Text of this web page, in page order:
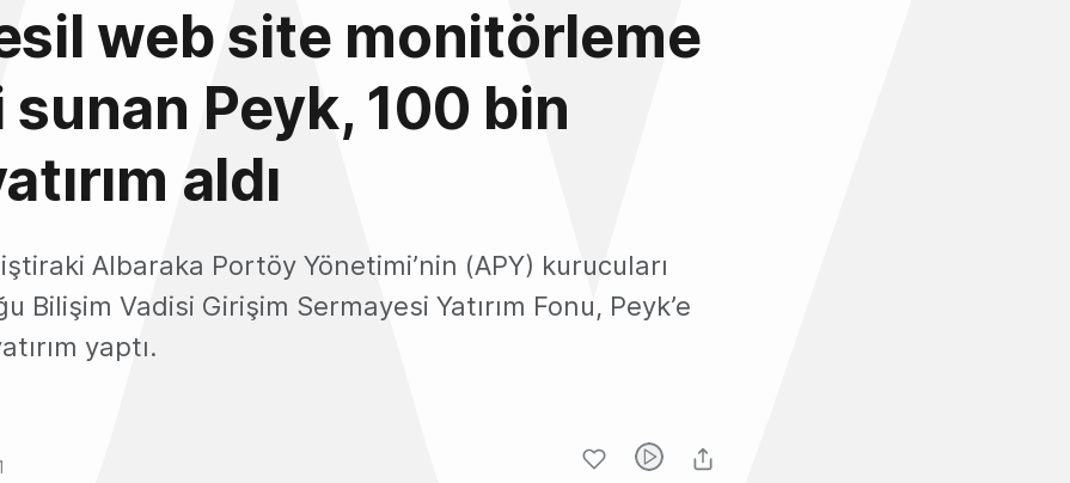
web site monitörleme
Peyk, 100 bin
aldı
Albaraka Portöy Yönetimi’nin (APY) kurucuları
Bilişim Vadisi Girişim Sermayesi Yatırım Fonu, Peyk’e
yaptı.